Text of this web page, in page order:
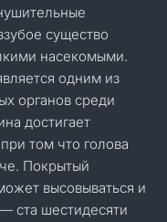
существо
насекомыми.
одним из
органов среди
достигает
том что голова
Покрытый
высовываться и
ста шестидесяти